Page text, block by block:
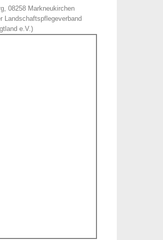
08258 Markneukirchen
Landschaftspflegeverband
e.V.)